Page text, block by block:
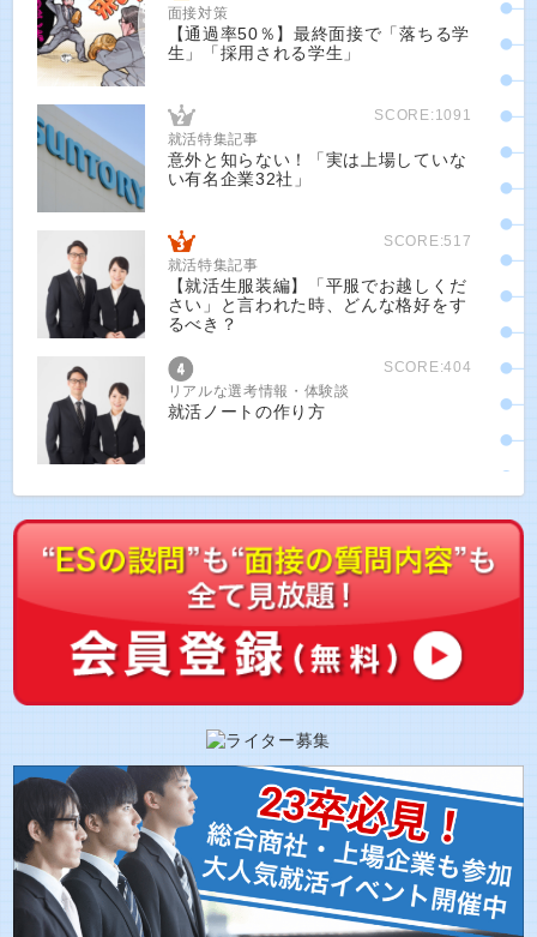
面接対策
【通過率50％】最終面接で「落ちる学
生」「採用される学生」
SCORE:1091
就活特集記事
意外と知らない！「実は上場していな
い有名企業32社」
SCORE:517
就活特集記事
【就活生服装編】「平服でお越しくだ
さい」と言われた時、どんな格好をす
るべき？
SCORE:404
リアルな選考情報・体験談
就活ノートの作り方